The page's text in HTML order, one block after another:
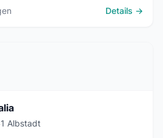
Details →
Albstadt